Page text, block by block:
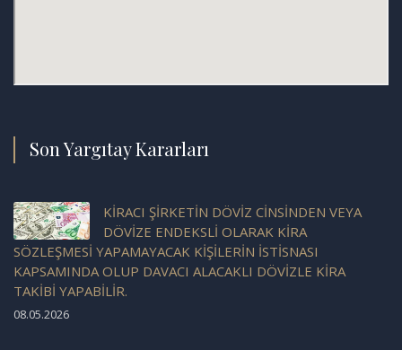
Son Yargıtay Kararları
KİRACI ŞİRKETİN DÖVİZ CİNSİNDEN VEYA
DÖVİZE ENDEKSLİ OLARAK KİRA
SÖZLEŞMESİ YAPAMAYACAK KİŞİLERİN İSTİSNASI
KAPSAMINDA OLUP DAVACI ALACAKLI DÖVİZLE KİRA
TAKİBİ YAPABİLİR.
08.05.2026